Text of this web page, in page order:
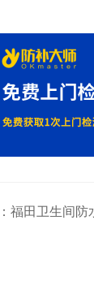
：福田卫生间